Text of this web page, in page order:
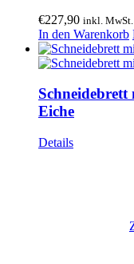
€227,90 inkl. MwSt.
In den Warenkorb
Eiche
Details